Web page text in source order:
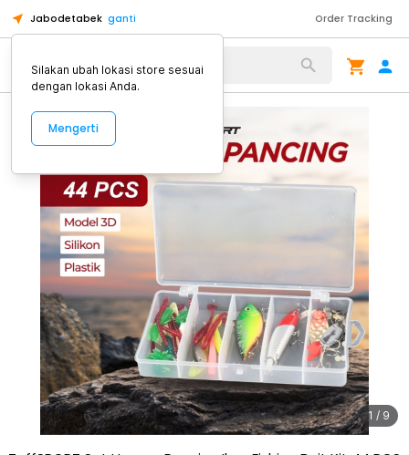
Jabodetabek ganti Order Tracking
Alat Kopi
1 / 9
Silakan ubah lokasi store sesuai
dengan lokasi Anda.
Mengerti